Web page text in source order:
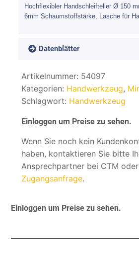
Werkzeug
Mirka
Hochflexibler Handschleifteller Ø 150
6mm Schaumstoffstärke, Lasche für
Datenblätter
Artikelnummer: 54097
Kategorien: Handwerkzeug,
Schlagwort: Handwerkzeug
Einloggen um Preise zu sehen.
Wenn Sie noch kein
haben, kontaktieren Sie bitte
Ansprechpartner bei CTM
Zugangsanfrage.
Einloggen um Preise zu sehen.